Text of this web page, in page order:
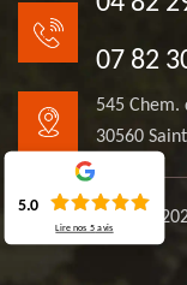
07 82
545 Chem.
30560
©
5.0
Lire nos5 avis